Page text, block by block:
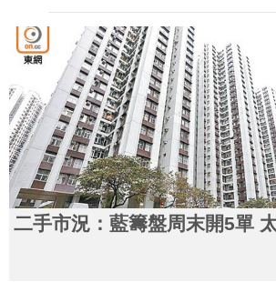
二手市況：藍籌盤周末開5單